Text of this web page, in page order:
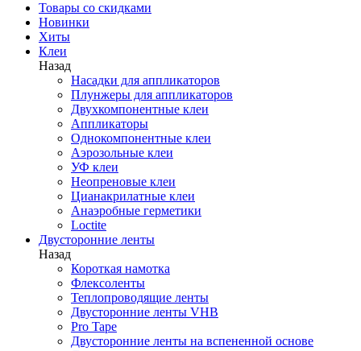
Товары со скидками
Новинки
Хиты
Клеи
Назад
Насадки для аппликаторов
Плунжеры для аппликаторов
Двухкомпонентные клеи
Аппликаторы
Однокомпонентные клеи
Аэрозольные клеи
УФ клеи
Неопреновые клеи
Цианакрилатные клеи
Анаэробные герметики
Loctite
Двусторонние ленты
Назад
Короткая намотка
Флексоленты
Теплопроводящие ленты
Двусторонние ленты VHB
Pro Tape
Двусторонние ленты на вспененной основе